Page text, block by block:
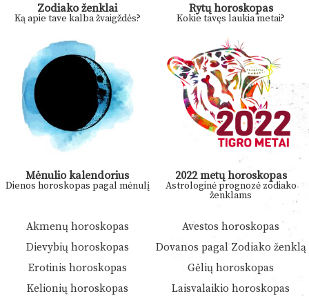
Zodiako ženklai
Ką apie tave kalba žvaigždės?
Rytų horoskopas
Kokie tavęs laukia metai?
Mėnulio kalendorius
Dienos horoskopas pagal mėnulį
2022 metų horoskopas
Astrologinė prognozė zodiako
ženklams
Akmenų horoskopas
Avestos horoskopas
Dievybių horoskopas
Dovanos pagal Zodiako ženklą
Erotinis horoskopas
Gėlių horoskopas
Kelionių horoskopas
Laisvalaikio horoskopas